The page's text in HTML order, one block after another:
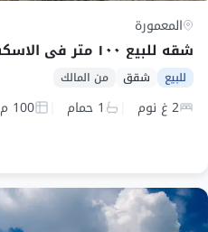
المعمورة
شقه للبيع ١٠٠ متر فى الاسكندرية
للبيع شقق من المالك
2 غ نوم 1 حمام 100 م²